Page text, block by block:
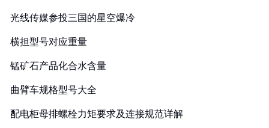
光线传媒参投三国的星空爆冷
横担型号对应重量
锰矿石产品化合水含量
曲臂车规格型号大全
配电柜母排螺栓力矩要求及连接规范详解